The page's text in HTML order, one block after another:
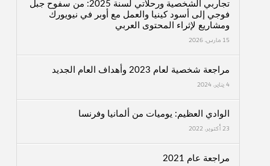
تجاربي الشخصية ورحلاتي لسنة 2025: من سفوح جبل
فوجي إلى أسود كينيا والعمل مع أوبر في نيويورك
ومشاريع لإثراء المحتوى العربي
15 مارس، 2026
مراجعة شخصية لعام 2023 وأهداف العام الجديد
4 يناير، 2024
الوادي العظيم: يوميات من ألمانيا وفرنسا
23 أكتوبر، 2022
مراجعة عام 2021